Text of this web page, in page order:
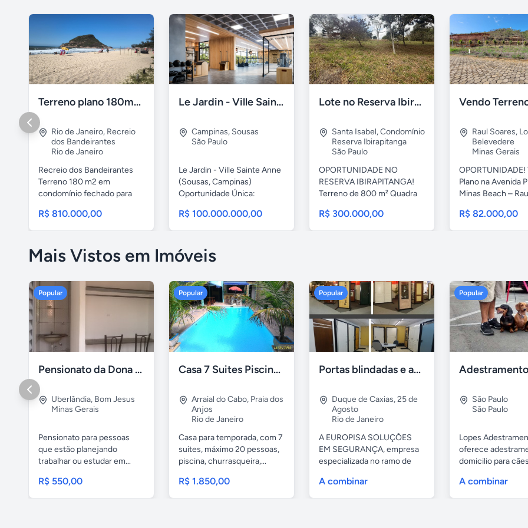
Terreno plano 180m2 Recreio dos Bandeirantes
Rio de Janeiro, Recreio
dos Bandeirantes
Rio de Janeiro
Recreio dos Bandeirantes
Terreno 180 m2 em
condomínio fechado para
R$ 810.000,00
Le Jardin - Ville Sainte Anne - Sousas, Campinas
Campinas, Sousas
São Paulo
Le Jardin - Ville Sainte Anne
(Sousas, Campinas)
Oportunidade Única:
R$ 100.000.000,00
Lote no Reserva Ibirapitanga de 800m²
Santa Isabel,Condomínio
Reserva Ibirapitanga
São Paulo
OPORTUNIDADE NO
RESERVA IBIRAPITANGA!
Terreno de 800 m² Quadra
R$ 300.000,00
Raul Soares,
Belevedere
Minas Gerais
Plano na Avenida
Minas Beach –
R$ 82.000,00
Mais Vistos em Imóveis
Popular
Pensionato da Dona Maria - Uberlândia/MG
Uberlândia, Bom Jesus
Minas Gerais
Pensionato para pessoas
que estão planejando
trabalhar ou estudar em...
R$ 550,00
Popular
Casa 7 Suites Piscina - Praia dos Anjos
Arraial do Cabo, Praia dos
Anjos
Rio de Janeiro
Casa para temporada, com 7
suites, máximo 20 pessoas,
piscina, churrasqueira,...
R$ 1.850,00
Popular
Portas blindadas e anti-arrombamento Europisa
Duque de Caxias,25 de
Agosto
Rio de Janeiro
A EUROPISA SOLUÇÕES
EM SEGURANÇA, empresa
especializada no ramo de
A combinar
Popular
São Paulo
São Paulo
Lopes
oferece
domicilio para
A combinar